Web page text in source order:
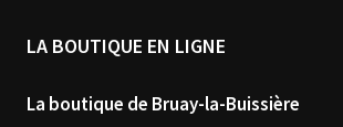
LA BOUTIQUE EN LIGNE
La boutique de Bruay-la-Buissière